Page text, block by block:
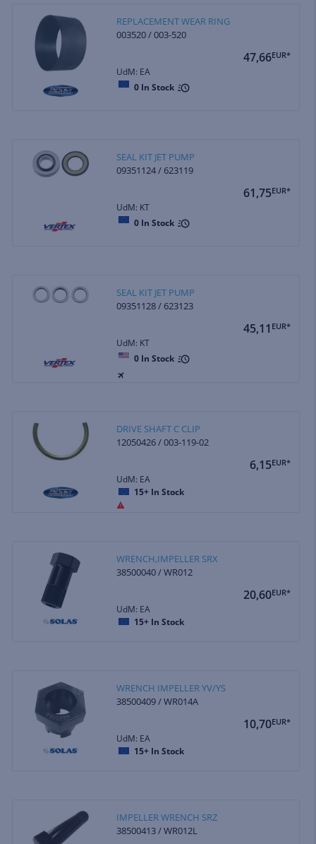
REPLACEMENT WEAR RING
003520 / 003-520
47,66EUR*
UdM: EA
0 In Stock
SEAL KIT JET PUMP
09351124 / 623119
61,75EUR*
UdM: KT
0 In Stock
SEAL KIT JET PUMP
09351128 / 623123
45,11 EUR*
UdM: KT
0 In Stock
DRIVE SHAFT C CLIP
12050426 / 003-119-02
6,15EUR*
UdM: EA
15+ In Stock
WRENCH,IMPELLER SRX
38500040 / WR012
20,60EUR*
UdM: EA
15+ In Stock
WRENCH IMPELLER YV/YS
38500409 / WR014A
10,70EUR*
UdM: EA
15+ In Stock
IMPELLER WRENCH SRZ
38500413 / WR012L